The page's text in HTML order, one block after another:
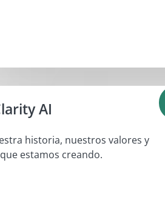
AI
historia, nuestros valores y
estamos creando.